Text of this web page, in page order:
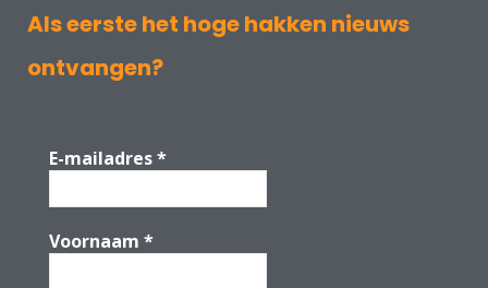
Als eerste het hoge hakken nieuws
ontvangen?
E-mailadres*
Voornaam *